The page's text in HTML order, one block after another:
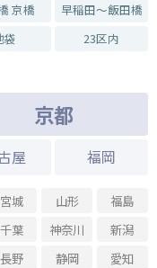
京橋
早稲田～飯田橋
袋
23区内
京都
屋 福岡
宮城 山形
福島
千葉 神奈川
新潟
長野 静岡
愛知